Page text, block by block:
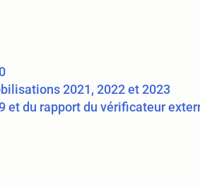
2021, 2022 et 2023
et du rapport du vérificateur